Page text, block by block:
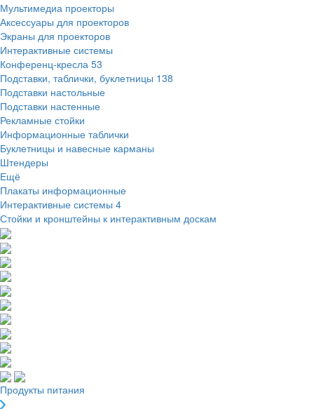
Мультимедиа проекторы
Аксессуары для проекторов
Экраны для проекторов
Интерактивные системы
Конференц-кресла 53
Подставки, таблички, буклетницы 138
Подставки настольные
Подставки настенные
Рекламные стойки
Информационные таблички
Буклетницы и навесные карманы
Штендеры
Ещё
Плакаты информационные
Интерактивные системы 4
Стойки и кронштейны к интерактивным доскам
Продукты питания